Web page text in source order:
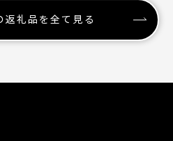
返礼品を全て見る